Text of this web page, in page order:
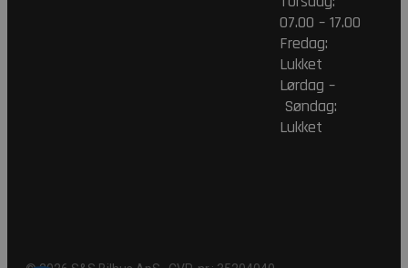
07.00 – 17.00
Fredag:
Lukket
Lørdag –
Søndag:
Lukket